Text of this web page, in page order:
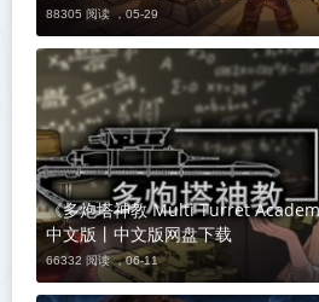
88305 阅读 ，05-29
《多炮塔神教 Multi Turret
中文版丨中文版网盘下载
66332 阅读 ，06-11